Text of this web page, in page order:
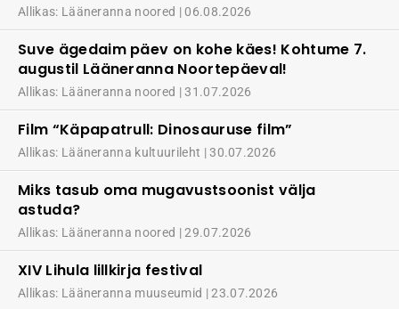
Allikas: Lääneranna noored 06.08.2026
Suve ägedaim päev on kohe käes! Kohtume 7.
augustil Lääneranna Noortepäeval!
Allikas: Lääneranna noored 31.07.2026
Film “Käpapatrull: Dinosauruse film”
Allikas: Lääneranna kultuurileht 30.07.2026
Miks tasub oma mugavustsoonist välja
astuda?
Allikas: Lääneranna noored 29.07.2026
XIV Lihula lillkirja festival
Allikas: Lääneranna muuseumid 23.07.2026